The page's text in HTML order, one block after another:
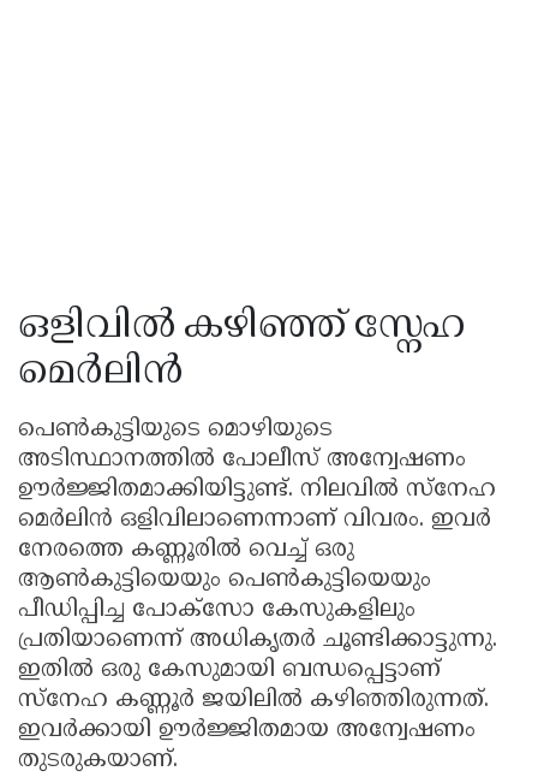
ഒളിവിൽ കഴിഞ്ഞ് സ്നേഹ
മെർലിൻ
പെൺകുട്ടിയുടെ മൊഴിയുടെ
അടിസ്ഥാനത്തിൽ പോലീസ് അന്വേഷണം
ഊർജ്ജിതമാക്കിയിട്ടുണ്ട്. നിലവിൽ സ്നേഹ
മെർലിൻ ഒളിവിലാണെന്നാണ് വിവരം. ഇവർ
നേരത്തെ കണ്ണൂരിൽ വെച്ച് ഒരു
ആൺകുട്ടിയെയും പെൺകുട്ടിയെയും
പീഡിപ്പിച്ച പോക്സോ കേസുകളിലും
പ്രതിയാണെന്ന് അധികൃതർ ചൂണ്ടിക്കാട്ടുന്നു.
ഇതിൽ ഒരു കേസുമായി ബന്ധപ്പെട്ടാണ്
സ്നേഹ കണ്ണൂർ ജയിലിൽ കഴിഞ്ഞിരുന്നത്.
ഇവർക്കായി ഊർജ്ജിതമായ അന്വേഷണം
തുടരുകയാണ്.